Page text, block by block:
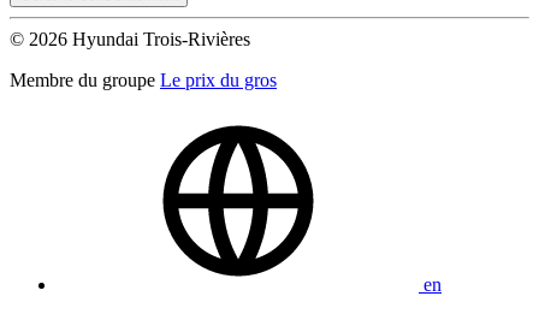
De 0 km à 500 000 km
(0)
© 2026 Hyundai Trois-Rivières
Membre du groupe Le prix du gros
en